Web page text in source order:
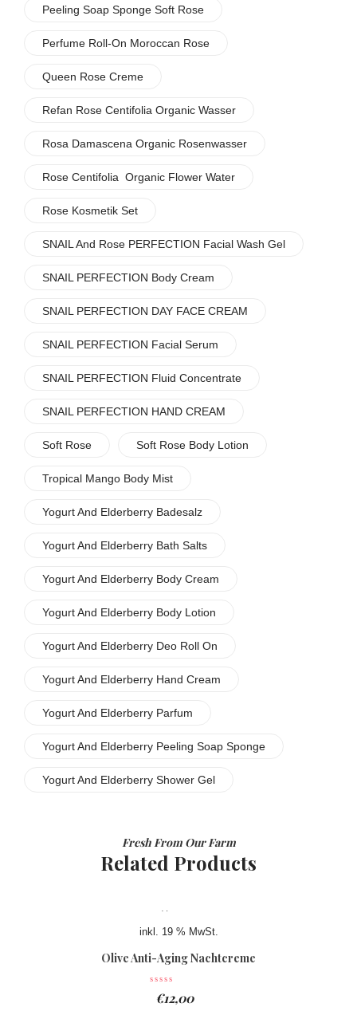
Peeling Soap Sponge Soft Rose
Perfume Roll-On Moroccan Rose
Queen Rose Creme
Refan Rose Centifolia Organic Wasser
Rosa Damascena Organic Rosenwasser
Rose Centifolia Organic Flower Water
Rose Kosmetik Set
SNAIL And Rose PERFECTION Facial Wash Gel
SNAIL PERFECTION Body Cream
SNAIL PERFECTION DAY FACE CREAM
SNAIL PERFECTION Facial Serum
SNAIL PERFECTION Fluid Concentrate
SNAIL PERFECTION HAND CREAM
Soft Rose Soft Rose Body Lotion
Tropical Mango Body Mist
Yogurt And Elderberry Badesalz
Yogurt And Elderberry Bath Salts
Yogurt And Elderberry Body Cream
Yogurt And Elderberry Body Lotion
Yogurt And Elderberry Deo Roll On
Yogurt And Elderberry Hand Cream
Yogurt And Elderberry Parfum
Yogurt And Elderberry Peeling Soap Sponge
Yogurt And Elderberry Shower Gel
Related Products
Fresh From Our Farm
inkl. 19 % MwSt.
Olive Anti-Aging Nachtcreme
€12,00